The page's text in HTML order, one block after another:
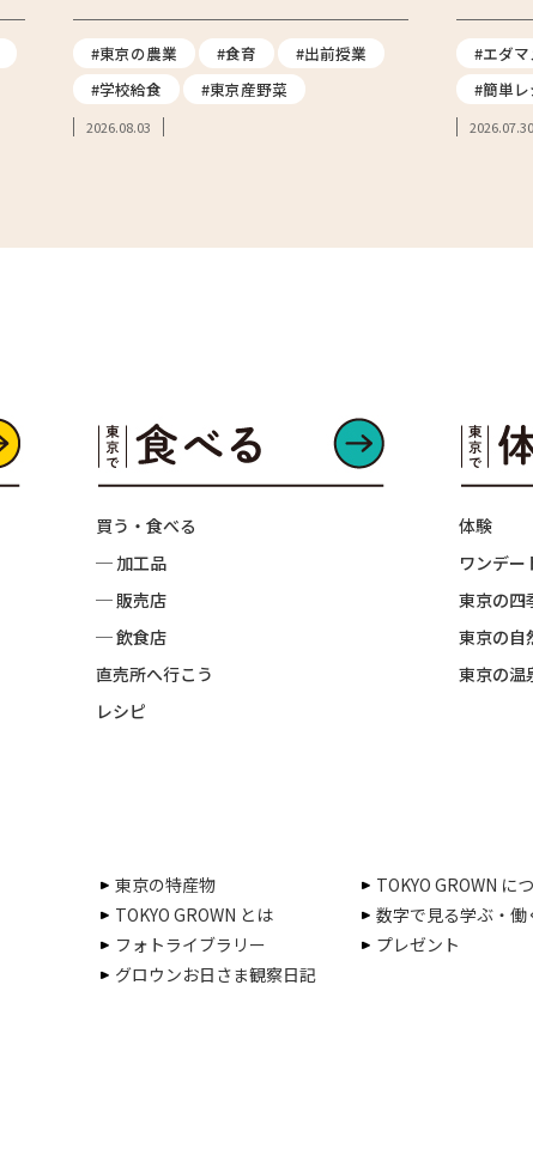
#東京の農業 #食育
#出前授業
#学校給食
#東京産野菜
2026.08.03
#エダマ
#簡単レ
2026.07.30
買う・食べる
─ 加工品
─ 販売店
─ 飲食店
直売所へ行こう
レシピ
体験
ワンデー
東京の四
東京の自
東京の温
東京の特産物
TOKYO GROWN に
TOKYO GROWN とは
数字で見る学ぶ・働
フォトライブラリー
プレゼント
グロウンお日さま観察日記